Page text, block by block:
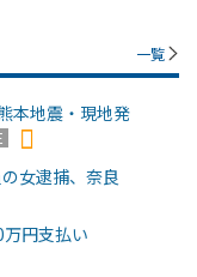
一覧
地震・現地発
女逮捕、奈良
円支払い